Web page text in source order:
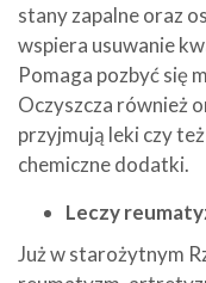
stany zapalne oraz
wspiera usuwanie
Pomaga pozbyć się
Oczyszcza również
przyjmują leki czy
chemiczne dodatki.
Leczy
Już w starożytnym